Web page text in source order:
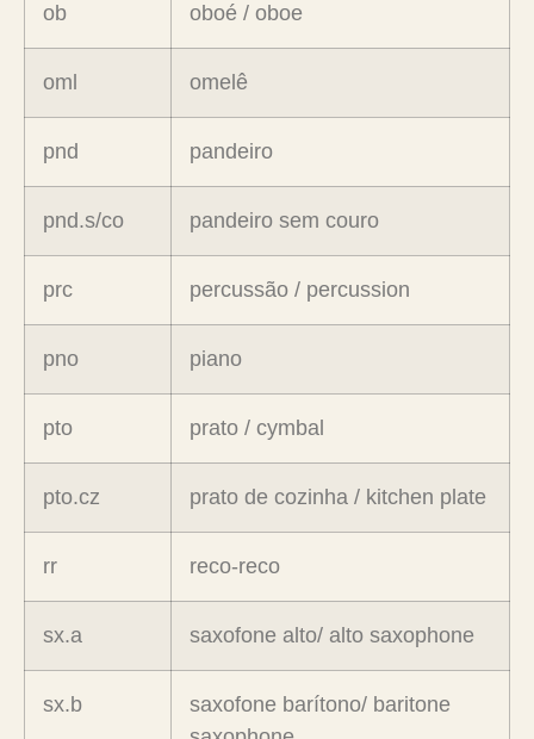
ob oboé / oboe
oml omelê
pnd pandeiro
pnd.s/co pandeiro sem couro
prc percussão / percussion
pno piano
pto prato / cymbal
pto.cz prato de cozinha / kitchen plate
rr reco-reco
sx.a saxofone alto/ alto saxophone
sx.b
saxofone barítono/ baritone